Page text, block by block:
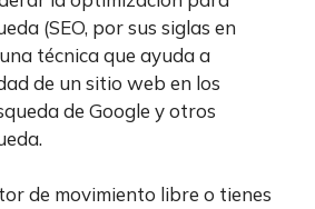
(SEO, por sus siglas en
técnica que ayuda a
de un sitio web en los
de Google y otros
de movimiento libre o tienes